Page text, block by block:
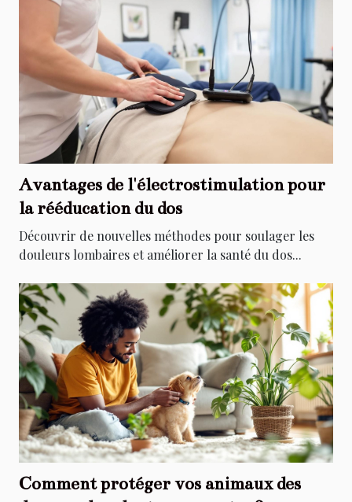
Avantages de l'électrostimulation pour
la rééducation du dos
Découvrir de nouvelles méthodes pour soulager les
douleurs lombaires et améliorer la santé du dos...
Comment protéger vos animaux des